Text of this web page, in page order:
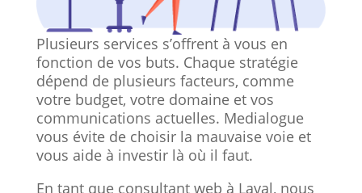
Plusieurs services s’offrent à vous en
fonction de vos buts. Chaque stratégie
dépend de plusieurs facteurs, comme
votre budget, votre domaine et vos
communications actuelles. Medialogue
vous évite de choisir la mauvaise voie et
vous aide à investir là où il faut.
En tant que consultant web à Laval, nous